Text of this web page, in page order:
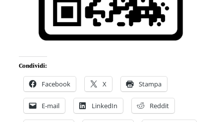
Condividi:
Facebook X Stampa
E-mail LinkedIn Reddit